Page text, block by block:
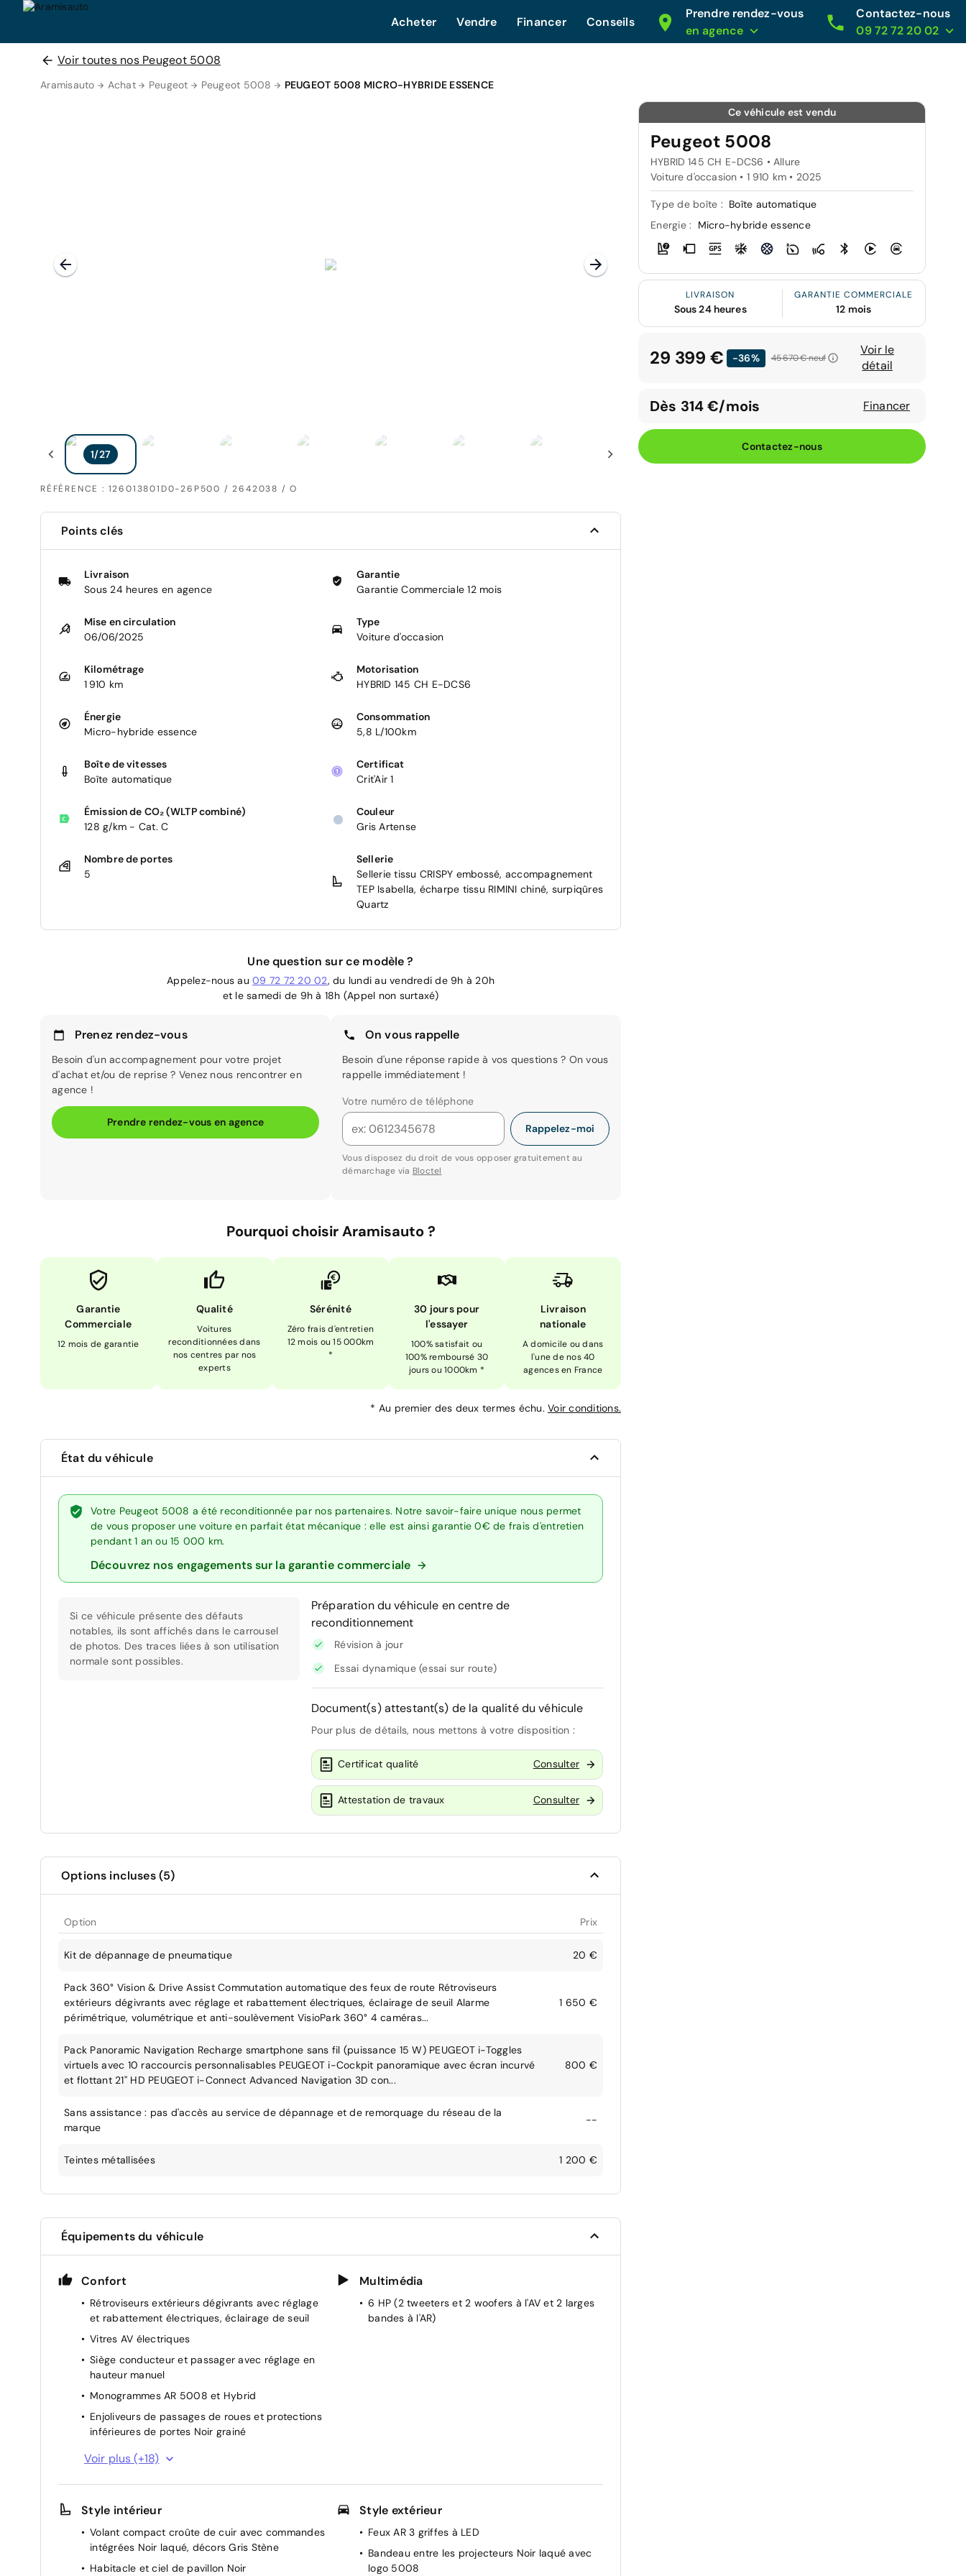
Acheter Vendre Financer Conseils
Prendre rendez-vous
en agence
Contactez-nous
09 72 72 20 02
Voir toutes nos Peugeot 5008
Aramisauto Achat Peugeot Peugeot 5008 PEUGEOT 5008 MICRO-HYBRIDE ESSENCE
RÉFÉRENCE : 126013801D0-26P500 / 2642038 / O
Ce véhicule est vendu
Peugeot 5008
HYBRID 145 CH E-DCS6 • Allure
Voiture d'occasion • 1 910 km • 2025
Type de boîte : Boîte automatique
Energie :
Micro-hybride essence
LIVRAISON
Sous 24 heures
GARANTIE COMMERCIALE
12 mois
29 399 € -36% 45 670 €neuf
Voir le
détail
Dès 314 €/mois Financer
Contactez-nous
Points clés
Livraison
Sous 24 heures en agence
Garantie
Garantie Commerciale 12 mois
Mise en circulation
06/06/2025
Type
Voiture d'occasion
Kilométrage
1 910 km
Motorisation
HYBRID 145 CH E-DCS6
Énergie
Micro-hybride essence
Consommation
5,8 L/100km
Boîte de vitesses
Boîte automatique
Certificat
Crit'Air 1
Émission de CO₂ (WLTP combiné)
128 g/km - Cat. C
Couleur
Gris Artense
Nombre de portes
5
Sellerie
Sellerie tissu CRISPY embossé, accompagnement
TEP Isabella, écharpe tissu RIMINI chiné, surpiqûres
Quartz
Une question sur ce modèle ?
Appelez-nous au 09 72 72 20 02, du lundi au vendredi de 9h à 20h
et le samedi de 9h à 18h (Appel non surtaxé)
Prenez rendez-vous
Besoin d'un accompagnement pour votre projet
d'achat et/ou de reprise ? Venez nous rencontrer en
agence !
Prendre rendez-vous en agence
On vous rappelle
Besoin d'une réponse rapide à vos questions ? On vous
rappelle immédiatement !
Votre numéro de téléphone
Rappelez-moi
Vous disposez du droit de vous opposer gratuitement au
démarchage via Bloctel
Pourquoi choisir Aramisauto ?
Garantie
Commerciale
12 mois de garantie
Qualité
Voitures
reconditionnées dans
nos centres par nos
experts
Sérénité
Zéro frais d'entretien
12 mois ou 15 000km
*
30 jours pour
l'essayer
100% satisfait ou
100% remboursé 30
jours ou 1000km *
Livraison
nationale
A domicile ou dans
l'une de nos 40
agences en France
* Au premier des deux termes échu. Voir conditions.
État du véhicule
Votre Peugeot 5008 a été reconditionnée par nos partenaires. Notre savoir-faire unique nous permet
de vous proposer une voiture en parfait état mécanique : elle est ainsi garantie 0€ de frais d'entretien
pendant 1 an ou 15 000 km.
Découvrez nos engagements sur la garantie commerciale
Si ce véhicule présente des défauts
notables, ils sont affichés dans le carrousel
de photos. Des traces liées à son utilisation
normale sont possibles.
Préparation du véhicule en centre de
reconditionnement
Révision à jour
Essai dynamique (essai sur route)
Document(s) attestant(s) de la qualité du véhicule
Pour plus de détails, nous mettons à votre disposition :
Certificat qualité Consulter
Attestation de travaux Consulter
Options incluses (5)
Option Prix
Kit de dépannage de pneumatique 20 €
Pack 360° Vision & Drive Assist Commutation automatique des feux de route Rétroviseurs
extérieurs dégivrants avec réglage et rabattement électriques, éclairage de seuil Alarme
périmétrique, volumétrique et anti-soulèvement VisioPark 360° 4 caméras...
1 650 €
Pack Panoramic Navigation Recharge smartphone sans fil (puissance 15 W) PEUGEOT i-Toggles
virtuels avec 10 raccourcis personnalisables PEUGEOT i-Cockpit panoramique avec écran incurvé
et flottant 21'' HD PEUGEOT i-Connect Advanced Navigation 3D con...
800 €
Sans assistance : pas d'accès au service de dépannage et de remorquage du réseau de la
marque
--
Teintes métallisées 1 200 €
Équipements du véhicule
Confort
Rétroviseurs extérieurs dégivrants avec réglage
et rabattement électriques, éclairage de seuil
Vitres AV électriques
Siège conducteur et passager avec réglage en
hauteur manuel
Monogrammes AR 5008 et Hybrid
Enjoliveurs de passages de roues et protections
inférieures de portes Noir grainé
Le véhicule provient directement du réseau
Stellantis : son entretien amont est certifié par le
constructeur et reconnu par les garages du
preuve papier.
Boîte de vitesse automatique, séquentielle (6
rapports)
6 airbags: Frontaux conducteur et passager
Voir plus (+18)
Multimédia
6 HP (2 tweeters et 2 woofers à l'AV et 2 larges
bandes à l'AR)
Style intérieur
Volant compact croûte de cuir avec commandes
intégrées Noir laqué, décors Gris Stène
Habitacle et ciel de pavillon Noir
Style extérieur
Feux AR 3 griffes à LED
Bandeau entre les projecteurs Noir laqué avec
logo 5008